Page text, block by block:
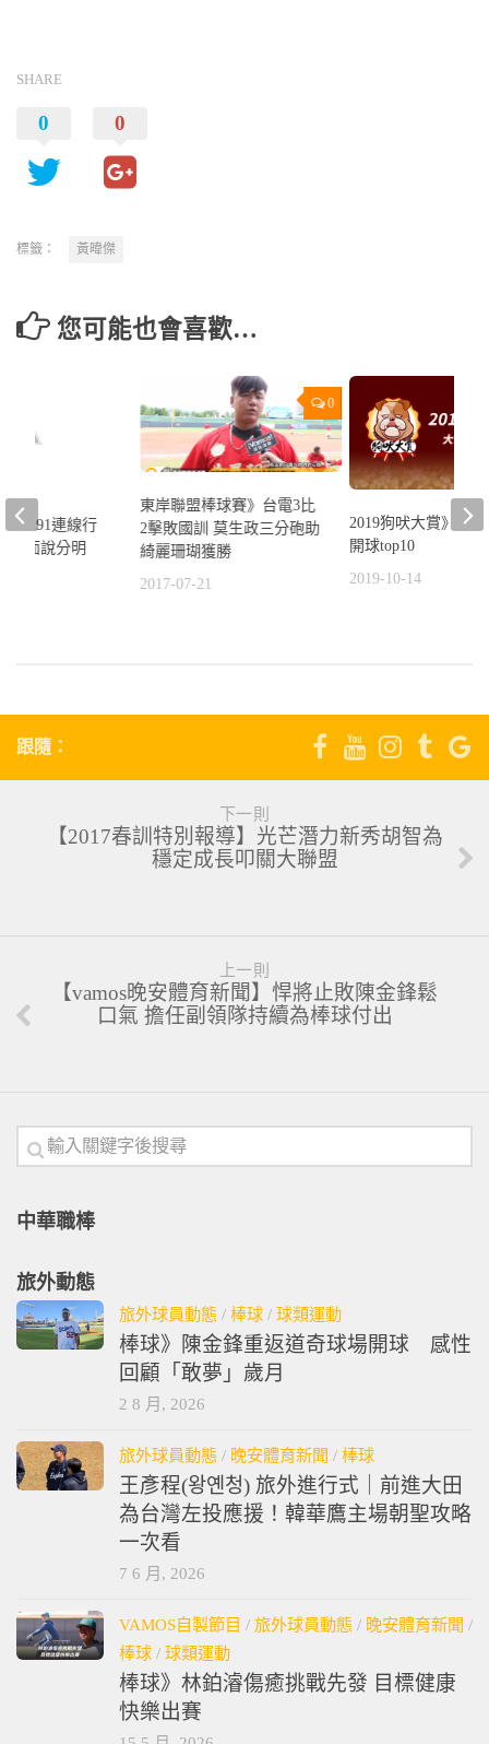
SHARE
0 0
標籤： 黃暐傑
您可能也會喜歡…
0
東岸聯盟棒球賽》台電3比
2擊敗國訓 莫生政三分砲助
綺麗珊瑚獲勝
2017-07-21
2019狗吠大賞》大
開球top10
2019-10-14
報】91連線行
出面說分明
跟隨：
下一則
【2017春訓特別報導】光芒潛力新秀胡智為
穩定成長叩關大聯盟
上一則
【vamos晚安體育新聞】悍將止敗陳金鋒鬆
口氣 擔任副領隊持續為棒球付出
中華職棒
旅外動態
旅外球員動態 / 棒球 / 球類運動
棒球》陳金鋒重返道奇球場開球 感性
回顧「敢夢」歲月
2 8 月, 2026
旅外球員動態 / 晚安體育新聞 / 棒球
王彥程(왕옌청) 旅外進行式｜前進大田
為台灣左投應援！韓華鷹主場朝聖攻略
一次看
7 6 月, 2026
VAMOS自製節目 / 旅外球員動態 / 晚安體育新聞 /
棒球 / 球類運動
棒球》林鉑濬傷癒挑戰先發 目標健康
快樂出賽